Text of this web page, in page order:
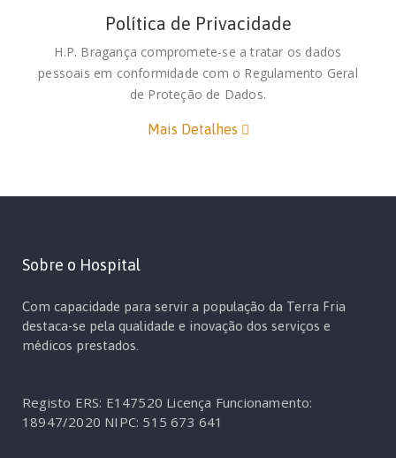
Política de Privacidade
H.P. Bragança compromete-se a tratar os dados
pessoais em conformidade com o Regulamento Geral
de Proteção de Dados.
Mais Detalhes
Sobre o Hospital
Com capacidade para servir a população da Terra Fria
destaca-se pela qualidade e inovação dos serviços e
médicos prestados.
Registo ERS: E147520 Licença Funcionamento:
18947/2020 NIPC: 515 673 641